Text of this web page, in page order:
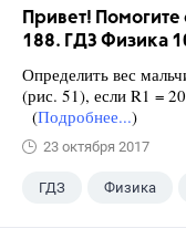
Привет!
188. ГДЗ Физика
Определить вес
(рис. 51), если R1 =
(Подробнее...)
23 октября 2017
ГДЗ Физика